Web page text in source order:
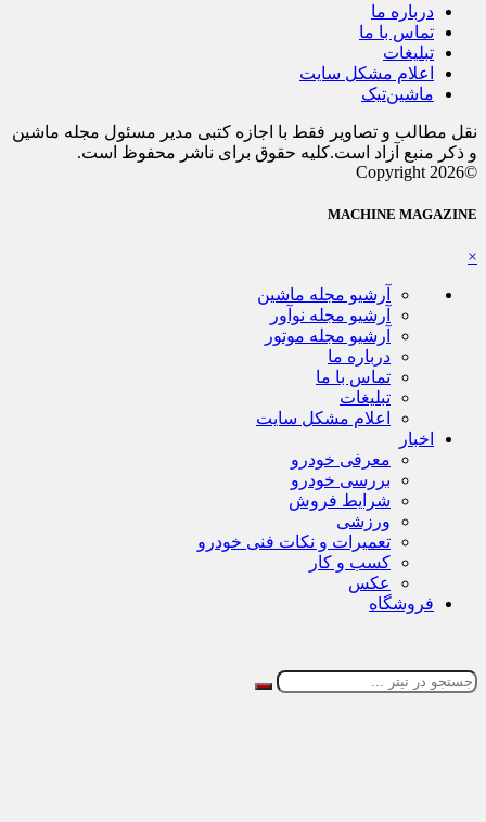
درباره ما
تماس با ما
تبلیغات
اعلام مشکل سایت
ماشین‌تیک
نقل مطالب و تصاویر فقط با اجازه کتبی مدیر مسئول مجله ماشین
و ذکر منبع آزاد است.کلیه حقوق برای ناشر محفوظ است.
©Copyright 2026
MACHINE MAGAZINE
×
آرشیو مجله ماشین
آرشیو مجله نوآور
آرشیو مجله موتور
درباره ما
تماس با ما
تبلیغات
اعلام مشکل سایت
اخبار
معرفی خودرو
بررسی خودرو
شرایط فروش
ورزشی
تعمیرات و نکات فنی خودرو
کسب و کار
عکس
فروشگاه